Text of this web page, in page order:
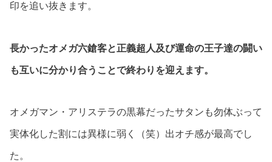
印を追い抜きます。
長かったオメガ六鎗客と正義超人及び運命の王子達の闘い
も互いに分かり合うことで終わりを迎えます。
オメガマン・アリステラの黒幕だったサタンも勿体ぶって
実体化した割には異様に弱く（笑）出オチ感が最高でし
た。